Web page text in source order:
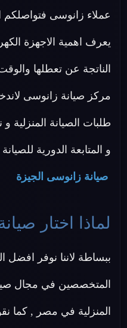
عملاء زانوسى فتواصلكم
يعرف اهمية الاجهزة
الناتجة عن تعطلها
مركز صيانة زانوسى
طلبات الصيانة المنزلية و
و المتابعة الدورية
صيانة زانوسى الجيزة
لماذا اختار
ببساطة لاننا نوفر افضل
المتخصصين في مجال
المنزلية في مصر , كما